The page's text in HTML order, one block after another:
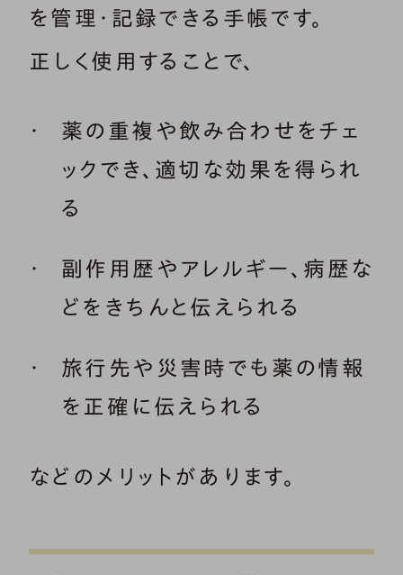
を管理・記録できる手帳です。
正しく使用することで、
薬の重複や飲み合わせをチェ
ックでき、適切な効果を得られ
る
副作用歴やアレルギー、病歴な
どをきちんと伝えられる
旅行先や災害時でも薬の情報
を正確に伝えられる
などのメリットがあります。